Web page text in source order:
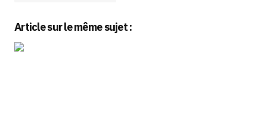
Article sur le même sujet :